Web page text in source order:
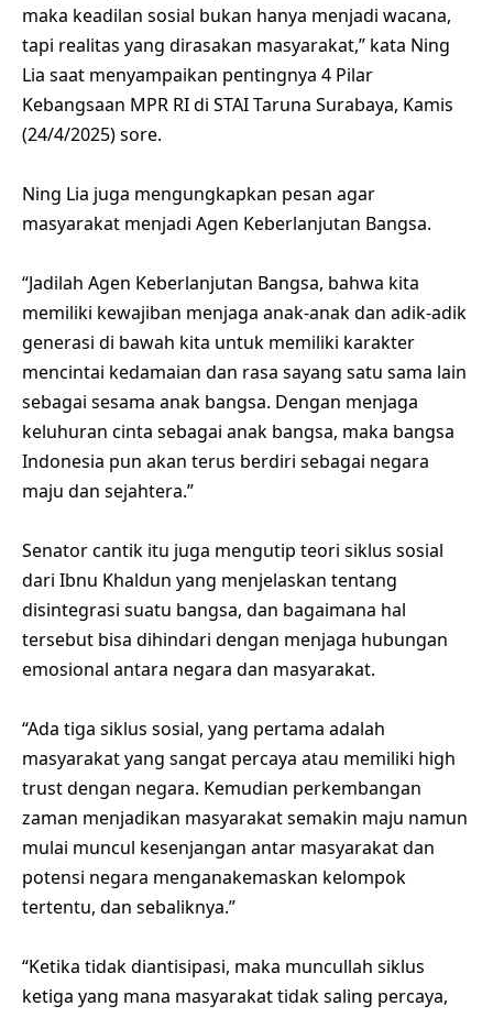
maka keadilan sosial bukan hanya menjadi wacana,
tapi realitas yang dirasakan masyarakat,” kata Ning
Lia saat menyampaikan pentingnya 4 Pilar
Kebangsaan MPR RI di STAI Taruna Surabaya, Kamis
(24/4/2025) sore.
Ning Lia juga mengungkapkan pesan agar
masyarakat menjadi Agen Keberlanjutan Bangsa.
“Jadilah Agen Keberlanjutan Bangsa, bahwa kita
memiliki kewajiban menjaga anak-anak dan adik-adik
generasi di bawah kita untuk memiliki karakter
mencintai kedamaian dan rasa sayang satu sama lain
sebagai sesama anak bangsa. Dengan menjaga
keluhuran cinta sebagai anak bangsa, maka bangsa
Indonesia pun akan terus berdiri sebagai negara
maju dan sejahtera.”
Senator cantik itu juga mengutip teori siklus sosial
dari Ibnu Khaldun yang menjelaskan tentang
disintegrasi suatu bangsa, dan bagaimana hal
tersebut bisa dihindari dengan menjaga hubungan
emosional antara negara dan masyarakat.
“Ada tiga siklus sosial, yang pertama adalah
masyarakat yang sangat percaya atau memiliki high
trust dengan negara. Kemudian perkembangan
zaman menjadikan masyarakat semakin maju namun
mulai muncul kesenjangan antar masyarakat dan
potensi negara menganakemaskan kelompok
tertentu, dan sebaliknya.”
“Ketika tidak diantisipasi, maka muncullah siklus
ketiga yang mana masyarakat tidak saling percaya,